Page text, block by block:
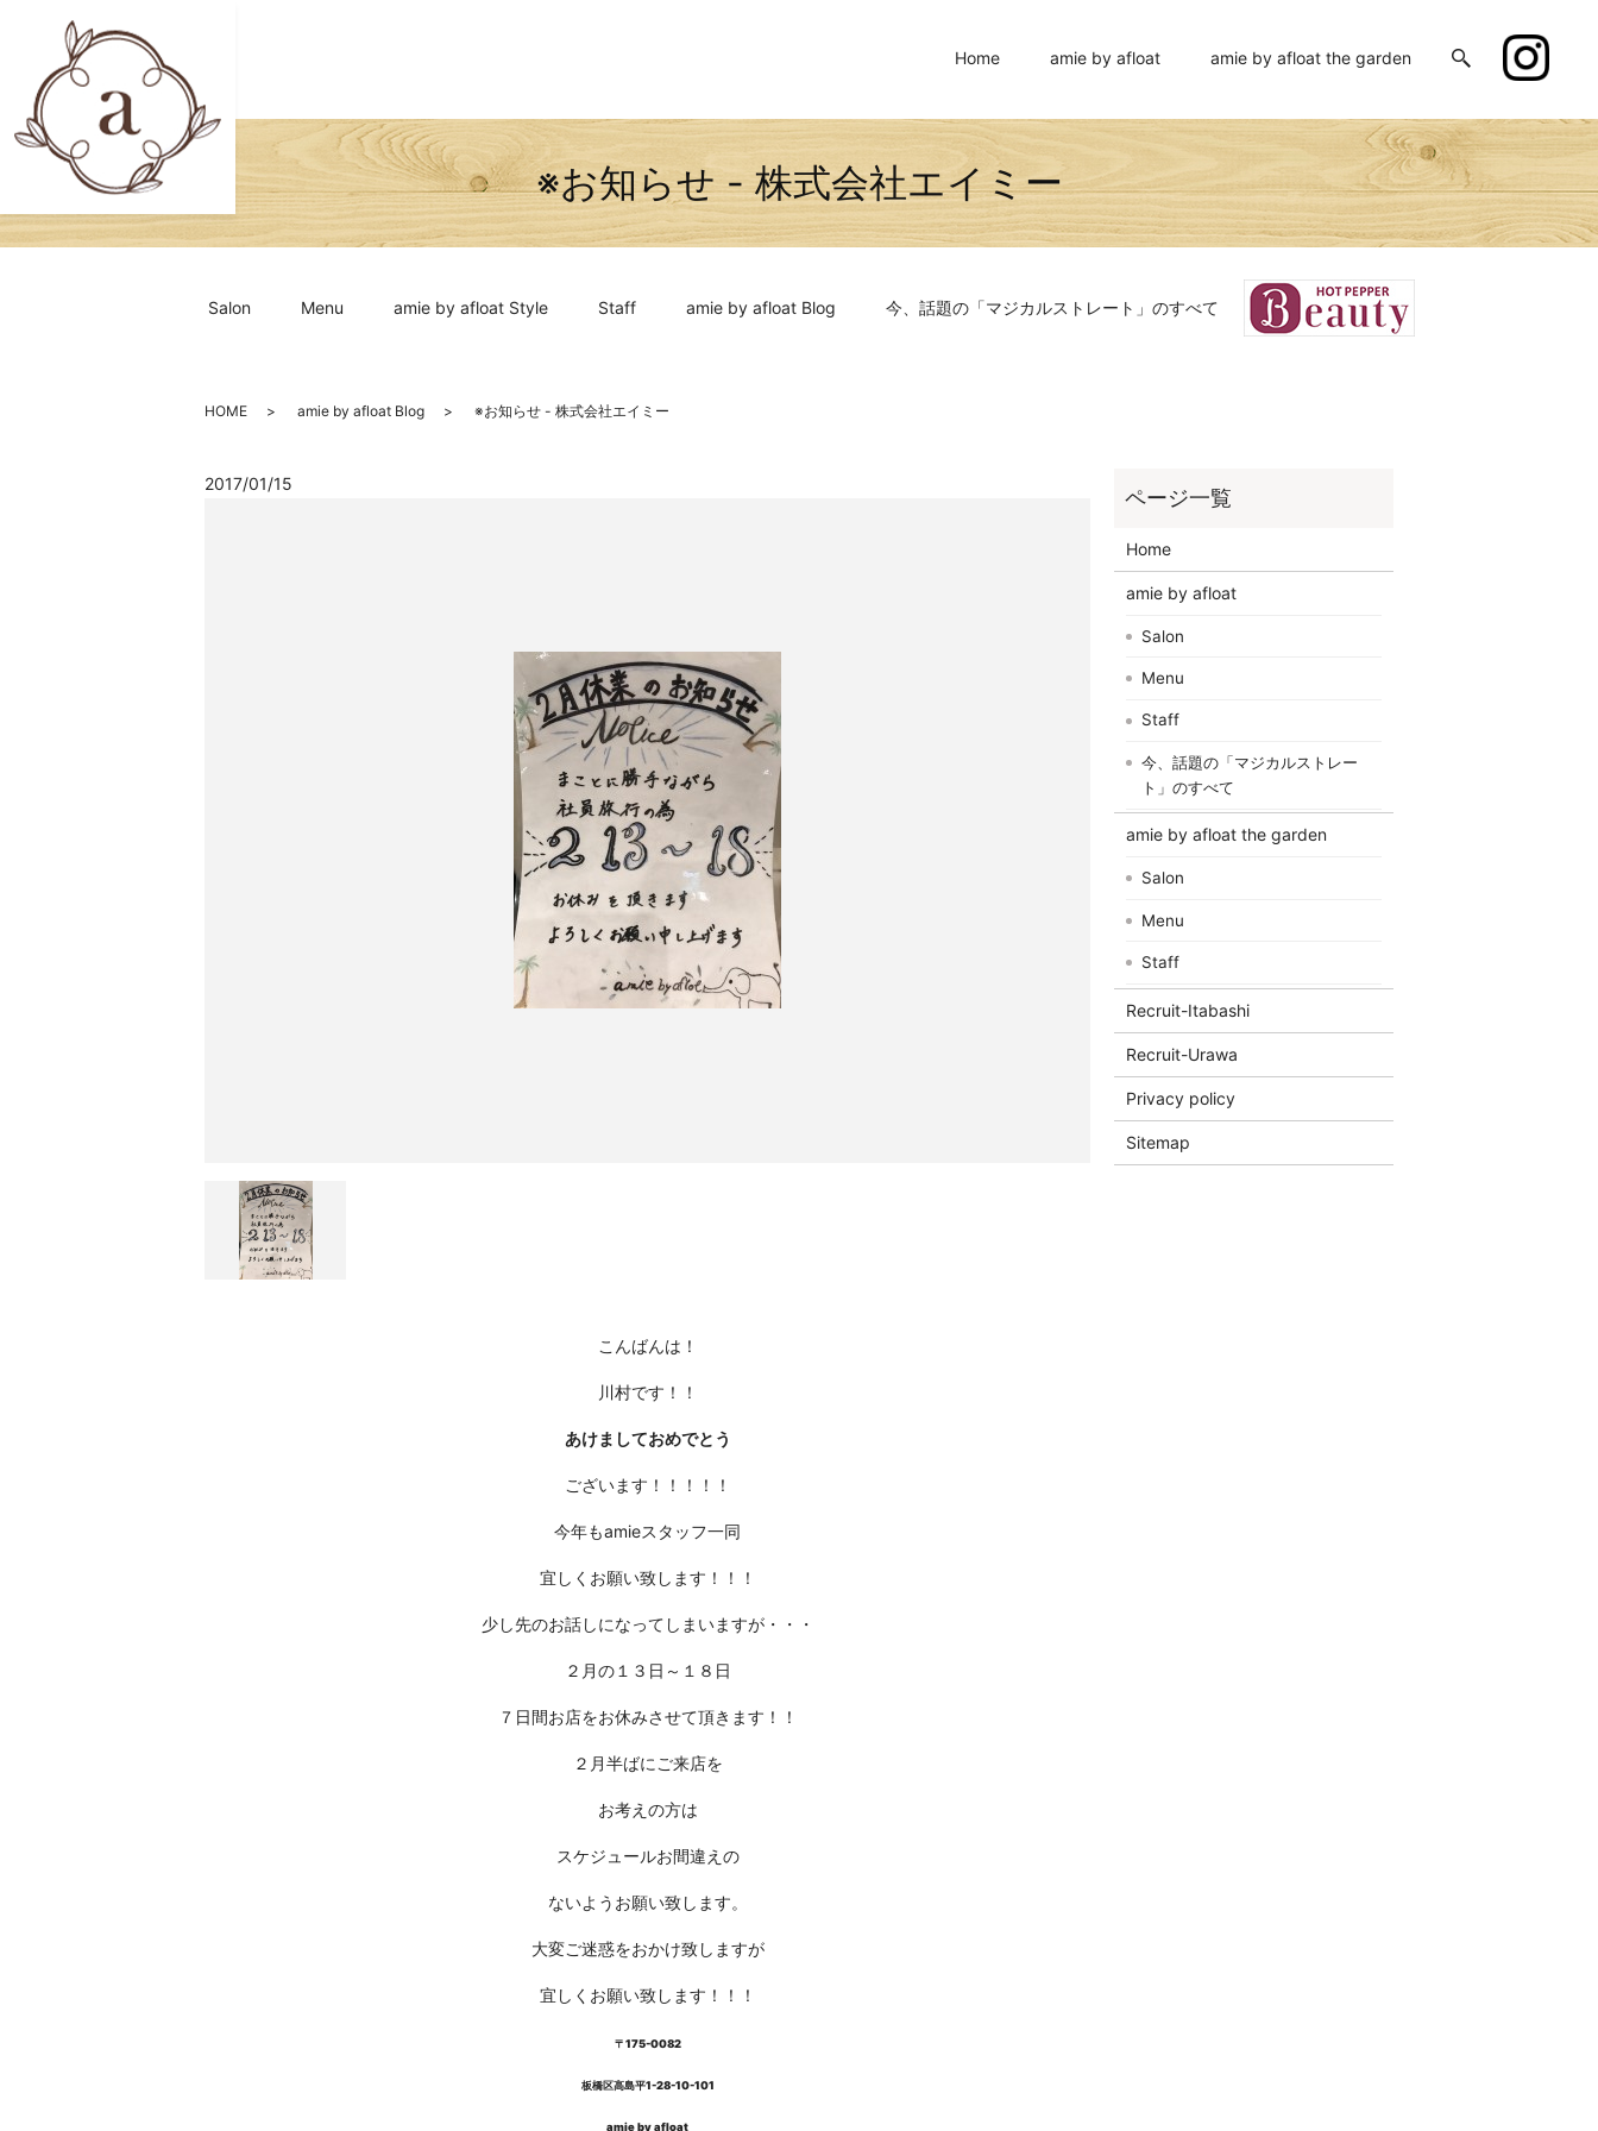
Home amie by afloat amie by afloat the garden
Salon Menu amie by afloat Style Staff amie by afloat Blog 今、話題の「マジカルストレート」のすべて
※お知らせ - 株式会社エイミー
HOME amie by afloat Blog ※お知らせ - 株式会社エイミー
2017/01/15
こんばんは！
川村です！！
あけましておめでとう
ございます！！！！！
今年もamieスタッフ一同
宜しくお願い致します！！！
少し先のお話しになってしまいますが・・・
２月の１３日～１８日
７日間お店をお休みさせて頂きます！！
２月半ばにご来店を
お考えの方は
スケジュールお間違えの
ないようお願い致します。
大変ご迷惑をおかけ致しますが
宜しくお願い致します！！！
〒175-0082
板橋区高島平1-28-10-101
amie by afloat
Home
amie by afloat
Salon
Menu
Staff
今、話題の「マジカルストレー
ト」のすべて
amie by afloat the garden
Salon
Menu
Staff
Recruit-Itabashi
Recruit-Urawa
Privacy policy
Sitemap